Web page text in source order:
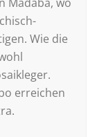
Wie die
erreichen